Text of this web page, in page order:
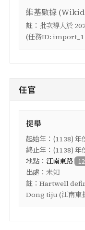
維基數據
註： 批次導入於
(任務ID:
任官
提舉
起始年：(1138) 年
終止年：(1138) 年
地點： 江南東路
出處： 未知
註： Hartwell
Dong tiju (江南東